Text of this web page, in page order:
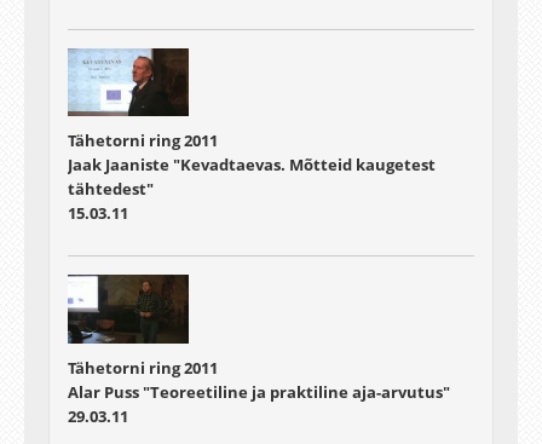
Tähetorni ring 2011
Jaak Jaaniste "Kevadtaevas. Mõtteid kaugetest
tähtedest"
15.03.11
Tähetorni ring 2011
Alar Puss "Teoreetiline ja praktiline aja-arvutus"
29.03.11